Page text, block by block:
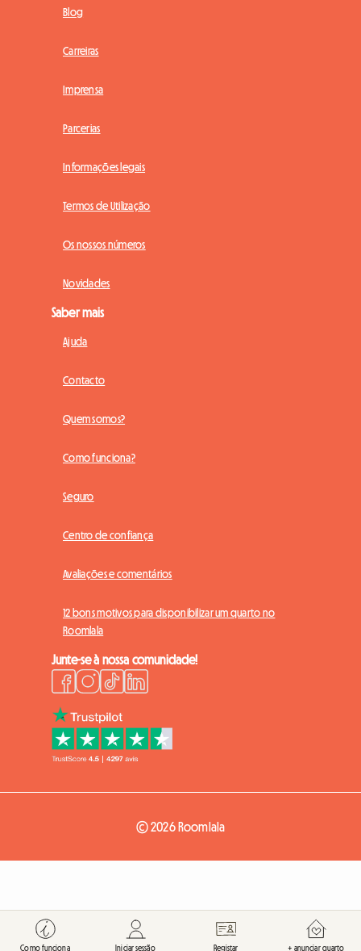
Blog
Carreiras
Imprensa
Parcerias
Informações legais
Termos de Utilização
Os nossos números
Novidades
Saber mais
Ajuda
Contacto
Quem somos?
Como funciona?
Seguro
Centro de confiança
Avaliações e comentários
12 bons motivos para disponibilizar um quarto no
Roomlala
Junte-se à nossa comunidade!
© 2026 Roomlala
Como funciona Iniciar sessão Registar + anunciar quarto